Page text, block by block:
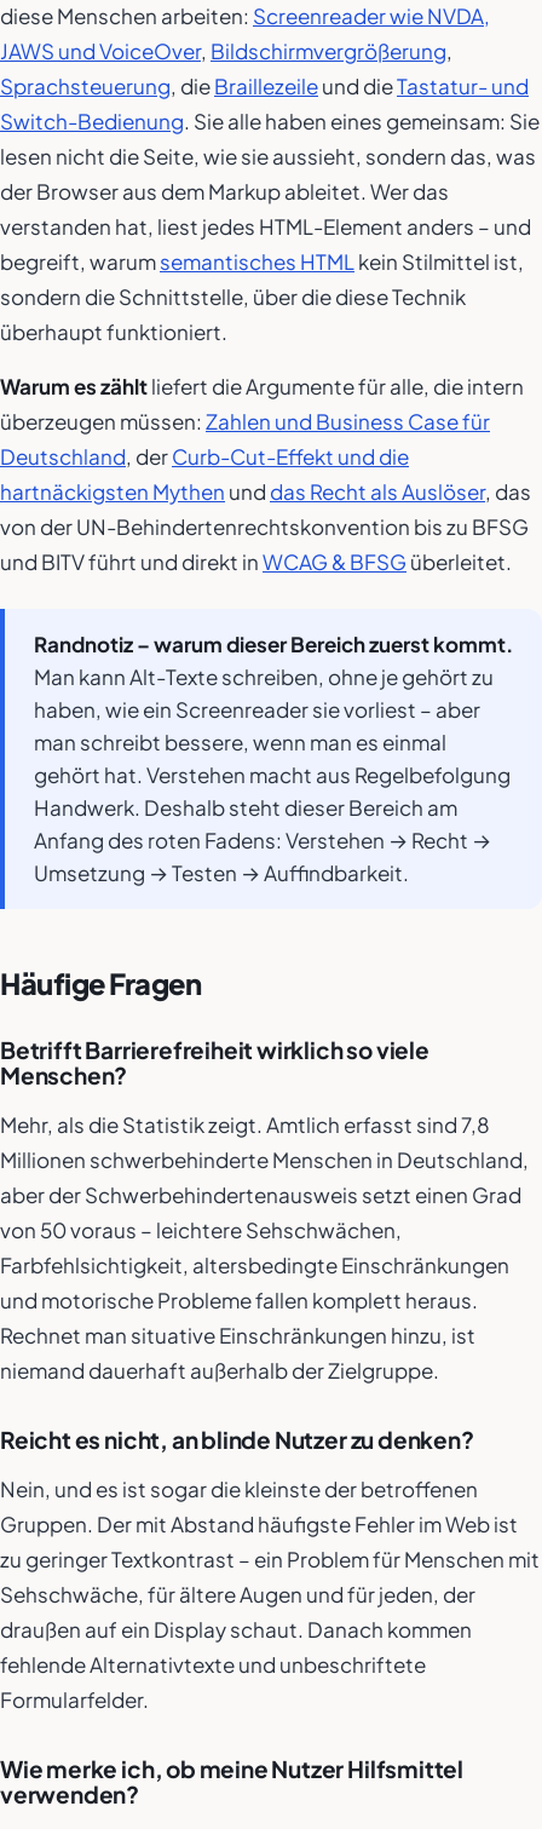
diese Menschen arbeiten: Screenreader wie NVDA,
JAWS und VoiceOver, Bildschirmvergrößerung,
Sprachsteuerung, dieBraillezeileund dieTastatur- und
Switch-Bedienung. Sie alle haben eines gemeinsam: Sie
lesen nicht die Seite, wie sie aussieht, sondern das, was
der Browser aus dem Markup ableitet. Wer das
verstanden hat, liest jedes HTML-Element anders – und
begreift, warumsemantisches HTMLkein Stilmittel ist,
sondern die Schnittstelle, über die diese Technik
überhaupt funktioniert.
Warum es zähltliefert die Argumente für alle, die intern
überzeugen müssen:Zahlen und Business Case für
Deutschland, derCurb-Cut-Effekt und die
hartnäckigsten Mythen und das Recht als Auslöser, das
von der UN-Behindertenrechtskonvention bis zu BFSG
und BITV führt und direkt inWCAG & BFSG überleitet.
Randnotiz – warum dieser Bereich zuerst kommt.
Man kann Alt-Texte schreiben, ohne je gehört zu
haben, wie ein Screenreader sie vorliest – aber
man schreibt bessere, wenn man es einmal
gehört hat. Verstehen macht aus Regelbefolgung
Handwerk. Deshalb steht dieser Bereich am
Anfang des roten Fadens: Verstehen → Recht →
Umsetzung → Testen → Auffindbarkeit.
Häufige Fragen
Betrifft Barrierefreiheit wirklich so viele
Menschen?
Mehr, als die Statistik zeigt. Amtlich erfasst sind 7,8
Millionen schwerbehinderte Menschen in Deutschland,
aber der Schwerbehindertenausweis setzt einen Grad
von 50 voraus – leichtere Sehschwächen,
Farbfehlsichtigkeit, altersbedingte Einschränkungen
und motorische Probleme fallen komplett heraus.
Rechnet man situative Einschränkungen hinzu, ist
niemand dauerhaft außerhalb der Zielgruppe.
Reicht es nicht, an blinde Nutzer zu denken?
Nein, und es ist sogar die kleinste der betroffenen
Gruppen. Der mit Abstand häufigste Fehler im Web ist
zu geringer Textkontrast – ein Problem für Menschen mit
Sehschwäche, für ältere Augen und für jeden, der
draußen auf ein Display schaut. Danach kommen
fehlende Alternativtexte und unbeschriftete
Formularfelder.
Wie merke ich, ob meine Nutzer Hilfsmittel
verwenden?